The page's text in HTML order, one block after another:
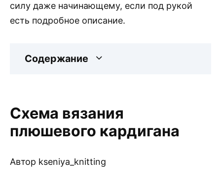
силу даже начинающему, если под рукой
есть подробное описание.
Содержание
Схема вязания
плюшевого кардигана
Автор kseniya_knitting